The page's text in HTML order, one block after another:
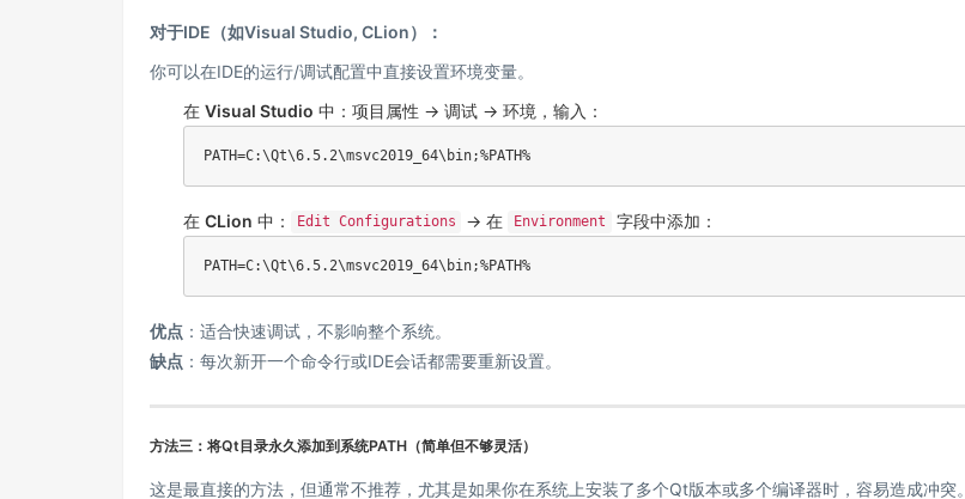
对于IDE（如Visual Studio, CLion）：
你可以在IDE的运行/调试配置中直接设置环境变量。
在 Visual Studio 中：项目属性 -> 调试 -> 环境，输入：
在 CLion 中： Edit Configurations -> 在 Environment 字段中添加：
优点 ：适合快速调试，不影响整个系统。
缺点 ：每次新开一个命令行或IDE会话都需要重新设置。
方法三：将Qt目录永久添加到系统PATH（简单但不够灵活）
这是最直接的方法，但通常不推荐，尤其是如果你在系统上安装了多个Qt版本或多个编译器时，容易造成冲突。